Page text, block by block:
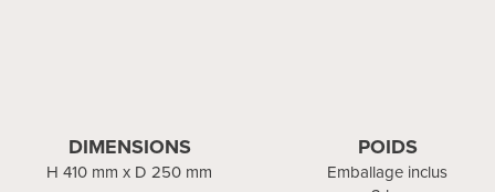
DIMENSIONS
H 410 mm x D 250 mm
POIDS
Emballage inclus
DIMENSIONS
H 650 mm x P 175 mm
POIDS
Emballage inclus